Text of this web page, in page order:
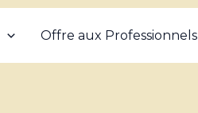
Offre aux Professionnels